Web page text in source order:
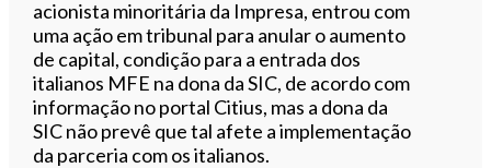
acionista minoritária da Impresa, entrou com
uma ação em tribunal para anular o aumento
de capital, condição para a entrada dos
italianos MFE na dona da SIC, de acordo com
informação no portal Citius, mas a dona da
SIC não prevê que tal afete a implementação
da parceria com os italianos.